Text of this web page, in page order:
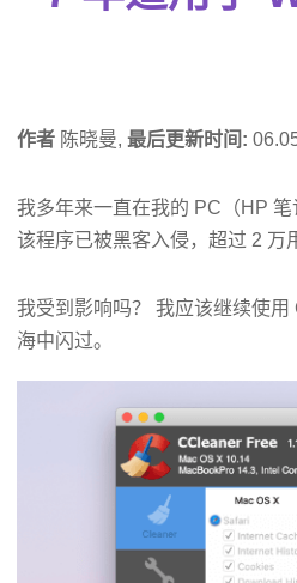
作者 陈晓曼, 最后更新时间:
我多年来一直在我的 PC（HP
该程序已被黑客入侵，超过 2 万
我受到影响吗？ 我应该继续使
海中闪过。